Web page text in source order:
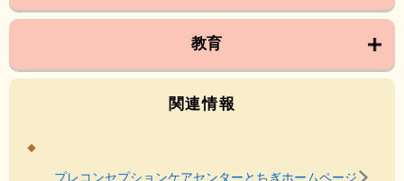
教育
関連情報
プレコンセプションケアセンターとちぎホームページ